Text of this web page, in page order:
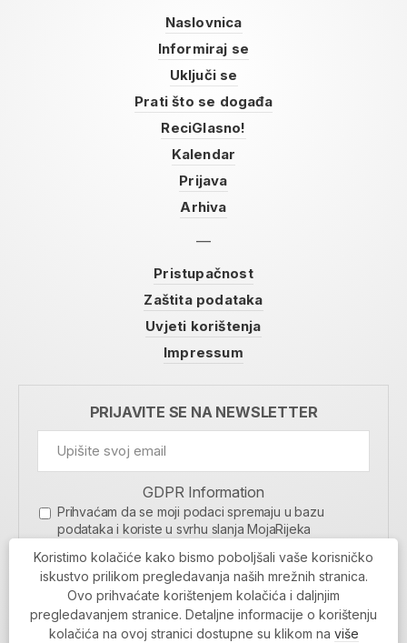
Naslovnica
Informiraj se
Uključi se
Prati što se događa
ReciGlasno!
Kalendar
Prijava
Arhiva
Pristupačnost
Zaštita podataka
Uvjeti korištenja
Impressum
PRIJAVITE SE NA NEWSLETTER
GDPR Information
Prihvaćam da se moji podaci spremaju u bazu
podataka i koriste u svrhu slanja MojaRijeka
MOJARIJEKA NEWSLETTER
PRIJAVI SE
Koristimo kolačiće kako bismo poboljšali vaše korisničko
iskustvo prilikom pregledavanja naših mrežnih stranica.
Ovo prihvaćate korištenjem kolačića i daljnjim
pregledavanjem stranice. Detaljne informacije o korištenju
kolačića na ovoj stranici dostupne su klikom na više